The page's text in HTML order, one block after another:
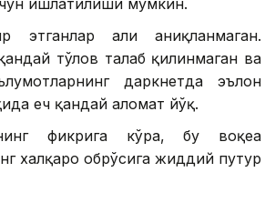
ишлатилиши мумкин.
этганлар ҳали аниқланмаган.
тўлов талаб қилинмаган ва
даркнетда эълон
ҳеч қандай аломат йўқ.
фикрига кўра, бу воқеа
халқаро обрўсига жиддий путур